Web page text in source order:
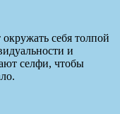
себя толпой
и
селфи, чтобы